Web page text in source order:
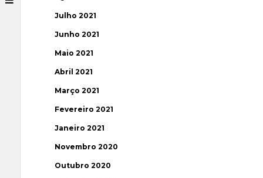
Julho 2021
Junho 2021
Maio 2021
Abril 2021
Março 2021
Fevereiro 2021
Janeiro 2021
Novembro 2020
Outubro 2020